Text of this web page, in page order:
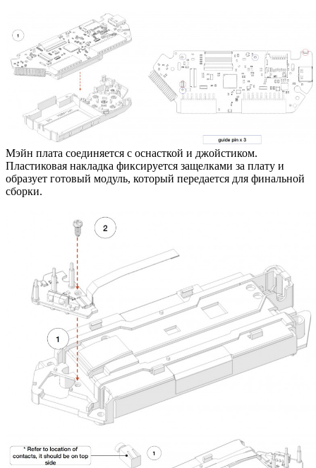
Мэйн плата соединяется с оснасткой и джойстиком.
Пластиковая накладка фиксируется защелками за плату и
образует готовый модуль, который передается для финальной
сборки.